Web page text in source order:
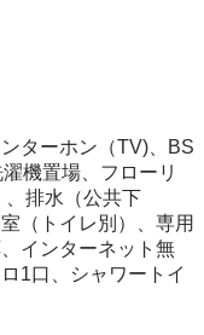
ターホン（TV)、BS
機置場、フローリ
、排水（公共下
（トイレ別）、専用
インターネット無
1口、シャワートイ